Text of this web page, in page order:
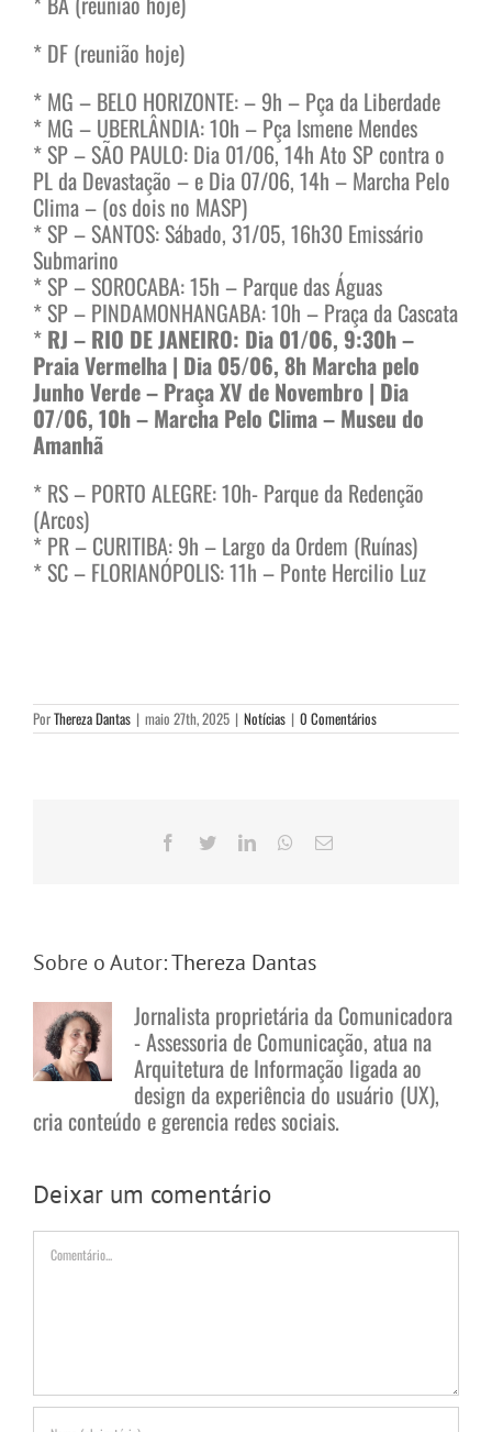
* DF (reunião hoje)
* MG – BELO HORIZONTE: – 9h – Pça da Liberdade
* MG – UBERLÂNDIA: 10h – Pça Ismene Mendes
* SP – SÃO PAULO: Dia 01/06, 14h Ato SP contra o
PL da Devastação – e Dia 07/06, 14h – Marcha Pelo
Clima – (os dois no MASP)
* SP – SANTOS: Sábado, 31/05, 16h30 Emissário
Submarino
* SP – SOROCABA: 15h – Parque das Águas
* SP – PINDAMONHANGABA: 10h – Praça da Cascata
* RJ – RIO DE JANEIRO: Dia 01/06, 9:30h –
Praia Vermelha | Dia 05/06, 8h Marcha pelo
Junho Verde – Praça XV de Novembro | Dia
07/06, 10h – Marcha Pelo Clima – Museu do
Amanhã
* RS – PORTO ALEGRE: 10h- Parque da Redenção
(Arcos)
* PR – CURITIBA: 9h – Largo da Ordem (Ruínas)
* SC – FLORIANÓPOLIS: 11h – Ponte Hercilio Luz
PorThereza Dantas | maio 27th, 2025 | Notícias | 0 Comentários
Facebook
TwitterLinkedInWhatsApp
E-
Sobre o Autor:Thereza Dantas
Jornalista proprietária da Comunicadora
- Assessoria de Comunicação, atua na
Arquitetura de Informação ligada ao
design da experiência do usuário (UX),
cria conteúdo e gerencia redes sociais.
Deixar um comentário
Comentário